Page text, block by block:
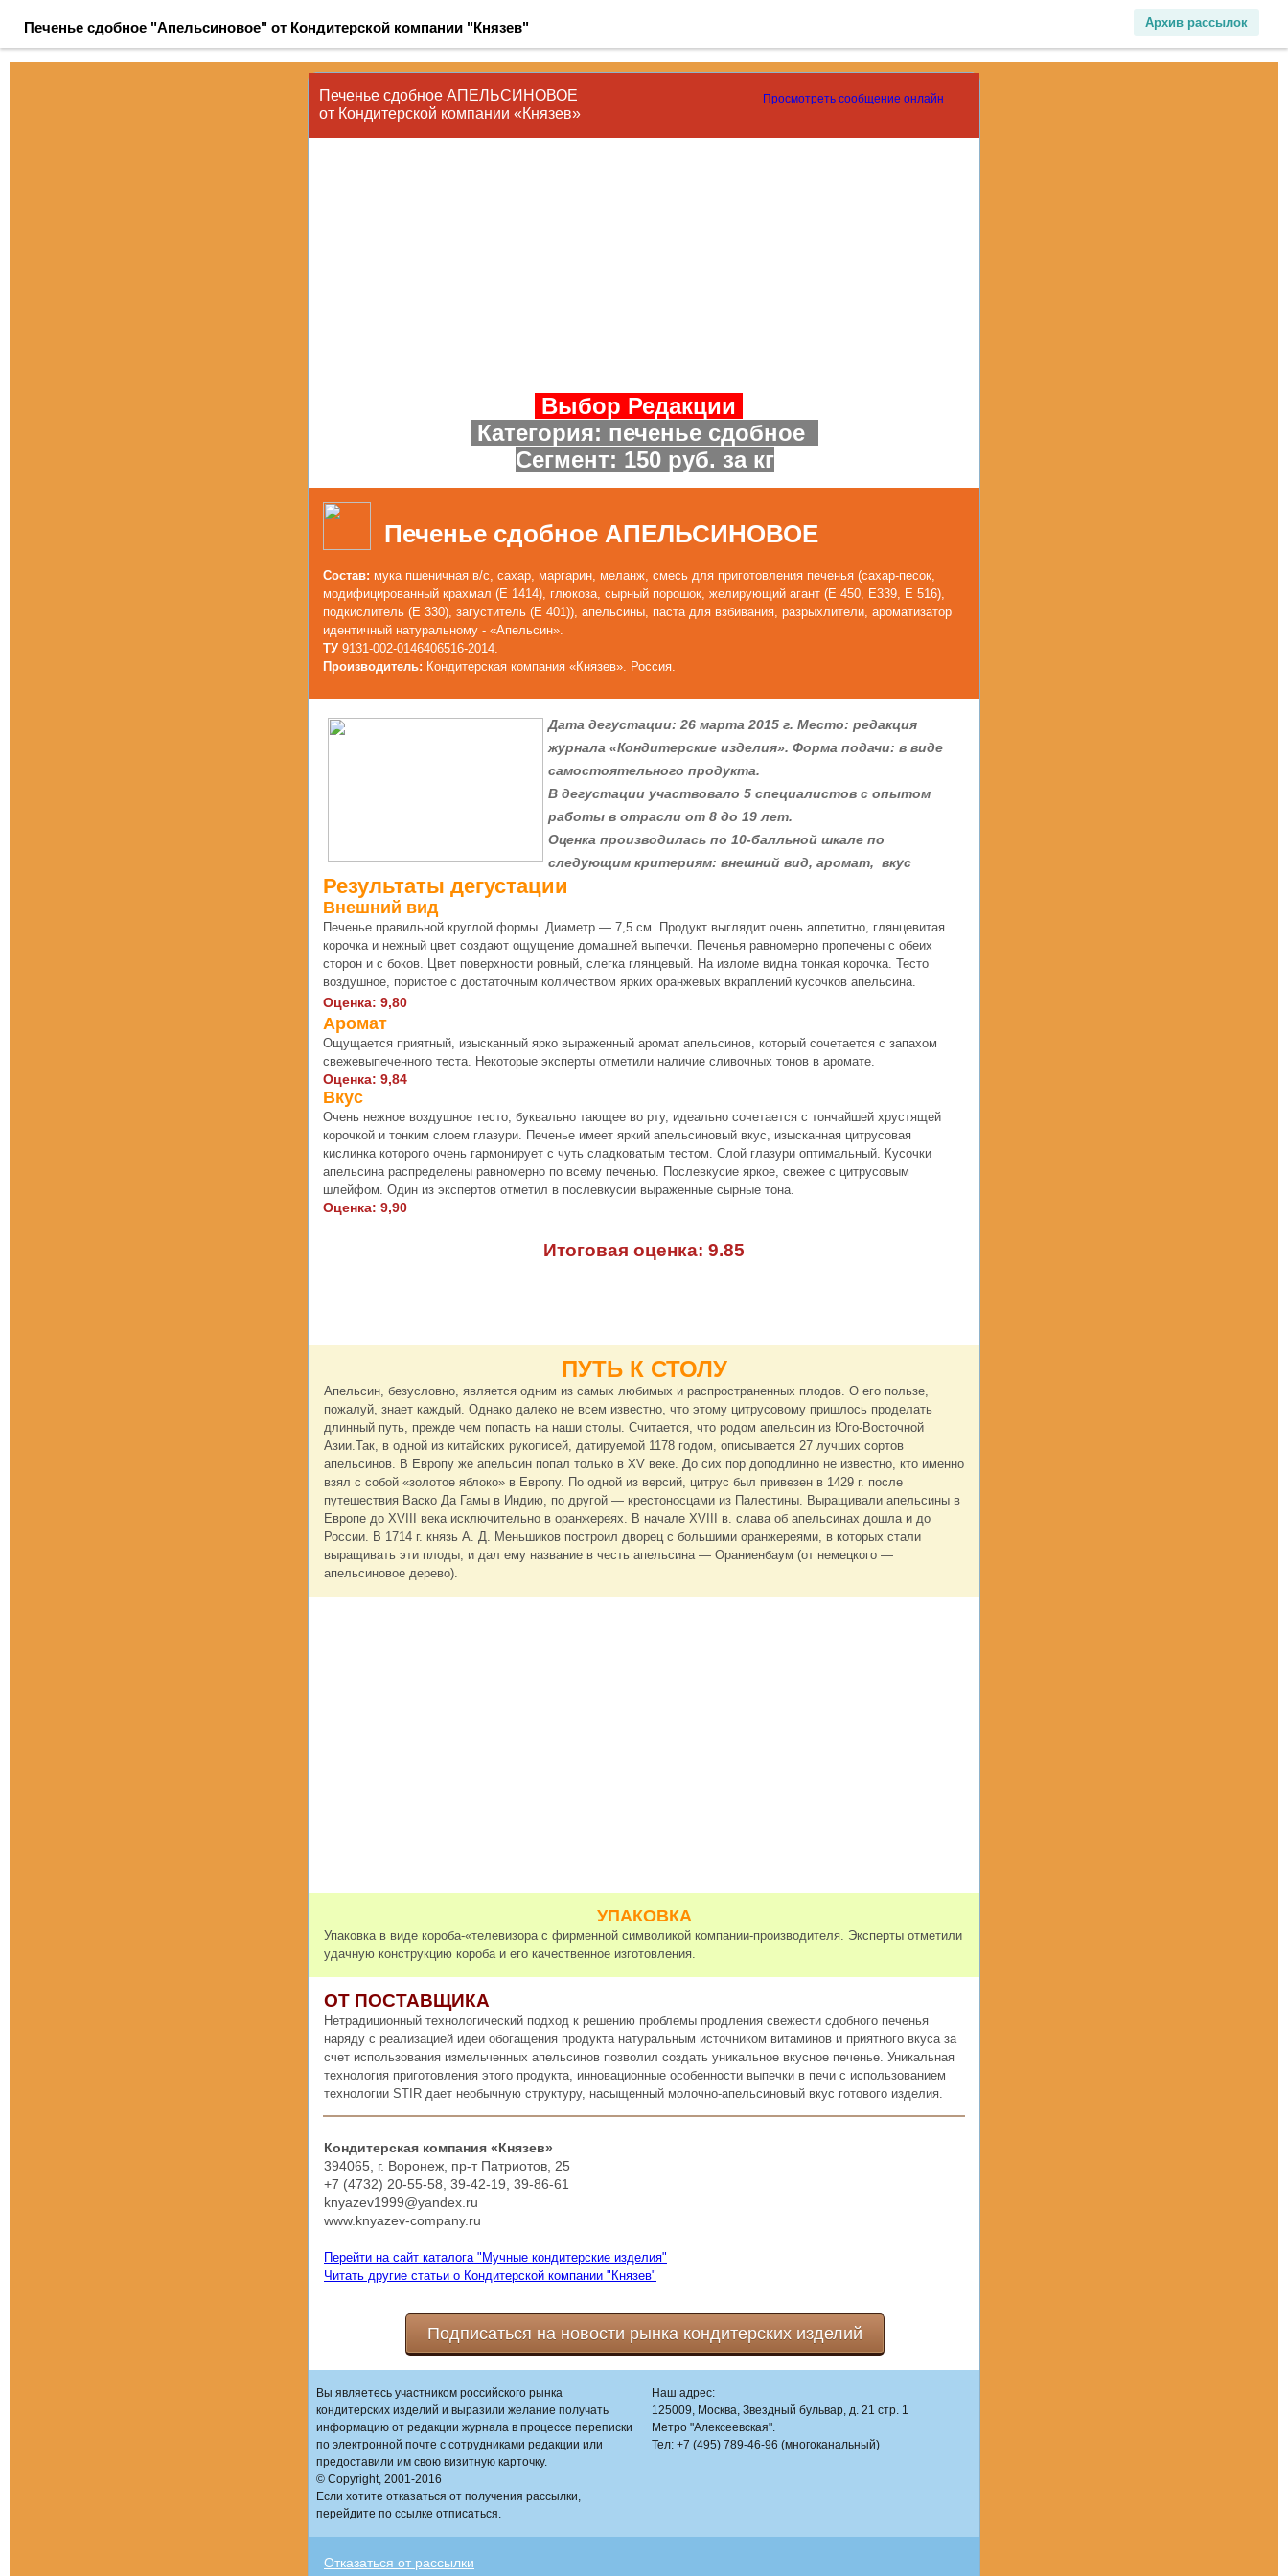
Печенье сдобное "Апельсиновое" от Кондитерской компании "Князев" Архив рассылок
Печенье сдобное АПЕЛЬСИНОВОЕ
от Кондитерской компании «Князев»
Просмотреть сообщение онлайн
Выбор Редакции
Категория: печенье сдобное
Сегмент: 150 руб. за кг
Печенье сдобное АПЕЛЬСИНОВОЕ
Состав: мука пшеничная в/с, сахар, маргарин, меланж, смесь для приготовления печенья (сахар-песок,
модифицированный крахмал (Е 1414), глюкоза, сырный порошок, желирующий агант (Е 450, Е339, Е 516),
подкислитель (Е 330), загуститель (Е 401)), апельсины, паста для взбивания, разрыхлители, ароматизатор
идентичный натуральному - «Апельсин».
ТУ 9131-002-0146406516-2014.
Производитель: Кондитерская компания «Князев». Россия.
Дата дегустации: 26 марта 2015 г. Место: редакция
журнала «Кондитерские изделия». Форма подачи: в виде
самостоятельного продукта.
В дегустации участвовало 5 специалистов с опытом
работы в отрасли от 8 до 19 лет.
Оценка производилась по 10-балльной шкале по
следующим критериям: внешний вид, аромат, вкус
Результаты дегустации
Внешний вид
Печенье правильной круглой формы. Диаметр — 7,5 см. Продукт выглядит очень аппетитно, глянцевитая
корочка и нежный цвет создают ощущение домашней выпечки. Печенья равномерно пропечены с обеих
сторон и с боков. Цвет поверхности ровный, слегка глянцевый. На изломе видна тонкая корочка. Тесто
воздушное, пористое с достаточным количеством ярких оранжевых вкраплений кусочков апельсина.
Оценка: 9,80
Аромат
Ощущается приятный, изысканный ярко выраженный аромат апельсинов, который сочетается с запахом
свежевыпеченного теста. Некоторые эксперты отметили наличие сливочных тонов в аромате.
Оценка: 9,84
Вкус
Очень нежное воздушное тесто, буквально тающее во рту, идеально сочетается с тончайшей хрустящей
корочкой и тонким слоем глазури. Печенье имеет яркий апельсиновый вкус, изысканная цитрусовая
кислинка которого очень гармонирует с чуть сладковатым тестом. Слой глазури оптимальный. Кусочки
апельсина распределены равномерно по всему печенью. Послевкусие яркое, свежее с цитрусовым
шлейфом. Один из экспертов отметил в послевкусии выраженные сырные тона.
Оценка: 9,90
Итоговая оценка: 9.85
ПУТЬ К СТОЛУ
Апельсин, безусловно, является одним из самых любимых и распространенных плодов. О его пользе,
пожалуй, знает каждый. Однако далеко не всем известно, что этому цитрусовому пришлось проделать
длинный путь, прежде чем попасть на наши столы. Считается, что родом апельсин из Юго-Восточной
Азии.Так, в одной из китайских рукописей, датируемой 1178 годом, описывается 27 лучших сортов
апельсинов. В Европу же апельсин попал только в XV веке. До сих пор доподлинно не известно, кто именно
взял с собой «золотое яблоко» в Европу. По одной из версий, цитрус был привезен в 1429 г. после
путешествия Васко Да Гамы в Индию, по другой — крестоносцами из Палестины. Выращивали апельсины в
Европе до XVIII века исключительно в оранжереях. В начале XVIII в. слава об апельсинах дошла и до
России. В 1714 г. князь А. Д. Меньшиков построил дворец с большими оранжереями, в которых стали
выращивать эти плоды, и дал ему название в честь апельсина — Ораниенбаум (от немецкого —
апельсиновое дерево).
УПАКОВКА
Упаковка в виде короба-«телевизора с фирменной символикой компании-производителя. Эксперты отметили
удачную конструкцию короба и его качественное изготовления.
ОТ ПОСТАВЩИКА
Нетрадиционный технологический подход к решению проблемы продления свежести сдобного печенья
наряду с реализацией идеи обогащения продукта натуральным источником витаминов и приятного вкуса за
счет использования измельченных апельсинов позволил создать уникальное вкусное печенье. Уникальная
технология приготовления этого продукта, инновационные особенности выпечки в печи с использованием
технологии STIR дает необычную структуру, насыщенный молочно-апельсиновый вкус готового изделия.
Кондитерская компания «Князев»
394065, г. Воронеж, пр-т Патриотов, 25
+7 (4732) 20-55-58, 39-42-19, 39-86-61
knyazev1999@yandex.ru
www.knyazev-company.ru
Перейти на сайт каталога "Мучные кондитерские изделия"
Читать другие статьи о Кондитерской компании "Князев"
Подписаться на новости рынка кондитерских изделий
Вы являетесь участником российского рынка
кондитерских изделий и выразили желание получать
информацию от редакции журнала в процессе переписки
по электронной почте с сотрудниками редакции или
предоставили им свою визитную карточку.
© Copyright, 2001-2016
Если хотите отказаться от получения рассылки,
перейдите по ссылке отписаться.
Наш адрес:
125009, Москва, Звездный бульвар, д. 21 стр. 1
Метро "Алексеевская".
Тел: +7 (495) 789-46-96 (многоканальный)
Отказаться от рассылки